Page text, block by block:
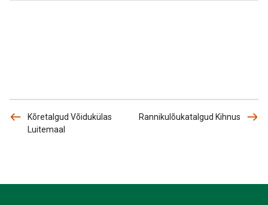
Kõretalgud Võidukülas
Luitemaal
Rannikulõukatalgud Kihnus